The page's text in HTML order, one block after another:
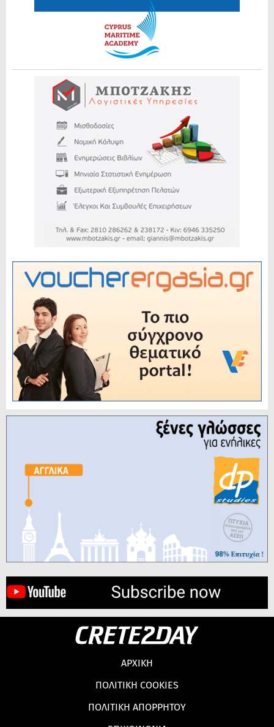
ΑΡΧΙΚΗ
ΠΟΛΙΤΙΚΗ COOKIES
ΠΟΛΙΤΙΚΗ ΑΠΟΡΡΗΤΟΥ